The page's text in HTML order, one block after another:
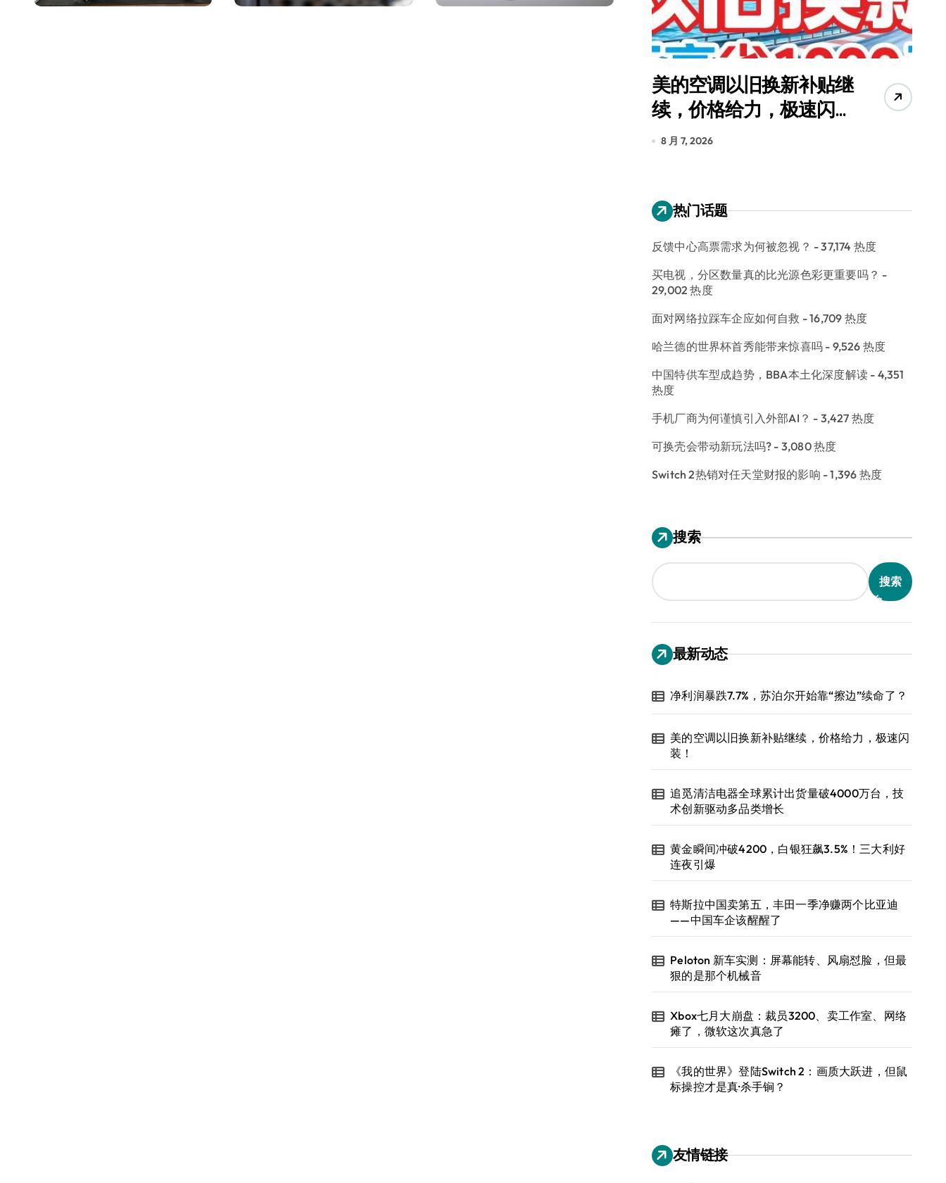
美的空调以旧换新补贴继
续，价格给力，极速闪
装！
8 月 7, 2026
热门话题
反馈中心高票需求为何被忽视？ - 37,174 热度
买电视，分区数量真的比光源色彩更重要吗？ -
29,002 热度
面对网络拉踩车企应如何自救 - 16,709 热度
哈兰德的世界杯首秀能带来惊喜吗 - 9,526 热度
中国特供车型成趋势，BBA本土化深度解读 - 4,351
热度
手机厂商为何谨慎引入外部AI？ - 3,427 热度
可换壳会带动新玩法吗? - 3,080 热度
Switch 2热销对任天堂财报的影响 - 1,396 热度
搜索
搜索
最新动态
净利润暴跌7.7%，苏泊尔开始靠“擦边”续命了？
美的空调以旧换新补贴继续，价格给力，极速闪
装！
追觅清洁电器全球累计出货量破4000万台，技
术创新驱动多品类增长
黄金瞬间冲破4200，白银狂飙3.5%！三大利好
连夜引爆
特斯拉中国卖第五，丰田一季净赚两个比亚迪
——中国车企该醒醒了
Peloton 新车实测：屏幕能转、风扇怼脸，但最
狠的是那个机械音
Xbox七月大崩盘：裁员3200、卖工作室、网络
瘫了，微软这次真急了
《我的世界》登陆Switch 2：画质大跃进，但鼠
标操控才是真·杀手锏？
友情链接